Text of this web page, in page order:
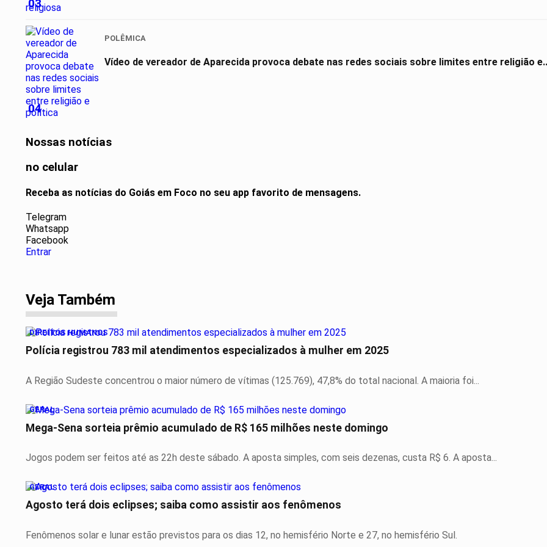
03
04
POLÊMICA
Vídeo de vereador de Aparecida provoca debate nas redes sociais sobre limites entre religião
Nossas notícias
no celular
Receba as notícias do Goiás em Foco no seu app favorito de mensagens.
Telegram
Whatsapp
Facebook
Entrar
Veja Também
DIREITOS HUMANOS
Polícia registrou 783 mil atendimentos especializados à mulher em 2025
A Região Sudeste concentrou o maior número de vítimas (125.769), 47,8% do total nacional. A maioria foi...
GERAL
Mega-Sena sorteia prêmio acumulado de R$ 165 milhões neste domingo
Jogos podem ser feitos até as 22h deste sábado. A aposta simples, com seis dezenas, custa R$ 6. A aposta...
GERAL
Agosto terá dois eclipses; saiba como assistir aos fenômenos
Fenômenos solar e lunar estão previstos para os dias 12, no hemisfério Norte e 27, no hemisfério Sul.